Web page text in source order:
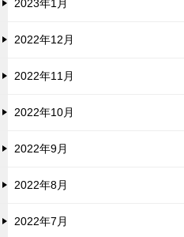
2023年1月
2022年12月
2022年11月
2022年10月
2022年9月
2022年8月
2022年7月